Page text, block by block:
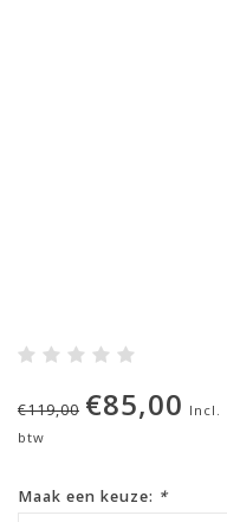
€119,00 €85,00 Incl.
btw
Maak een keuze: *